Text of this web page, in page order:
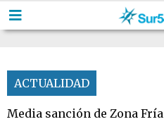
ACTUALIDAD
Media sanción de Zona Fría